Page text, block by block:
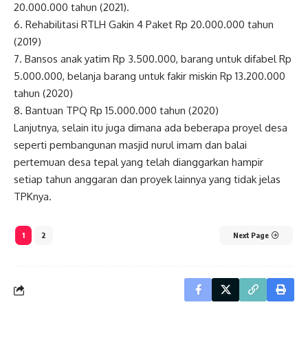
20.000.000 tahun (2021).
6. Rehabilitasi RTLH Gakin 4 Paket Rp 20.000.000 tahun
(2019)
7. Bansos anak yatim Rp 3.500.000, barang untuk difabel Rp
5.000.000, belanja barang untuk fakir miskin Rp 13.200.000
tahun (2020)
8. Bantuan TPQ Rp 15.000.000 tahun (2020)
Lanjutnya, selain itu juga dimana ada beberapa proyel desa
seperti pembangunan masjid nurul imam dan balai
pertemuan desa tepal yang telah dianggarkan hampir
setiap tahun anggaran dan proyek lainnya yang tidak jelas
TPKnya.
1 2 Next Page